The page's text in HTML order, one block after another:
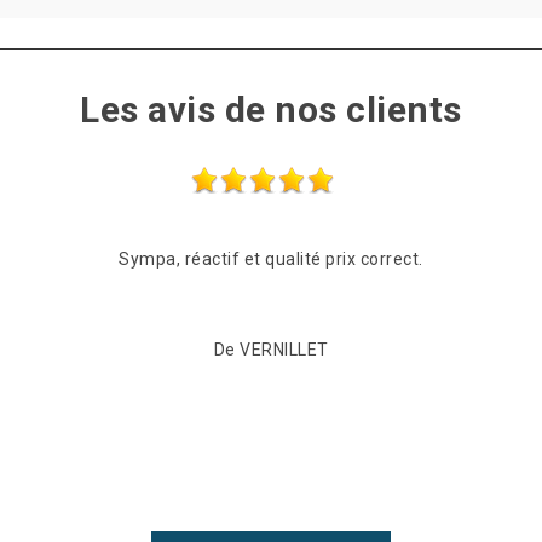
Les avis de nos clients
Sympa, réactif et qualité prix correct.
De VERNILLET